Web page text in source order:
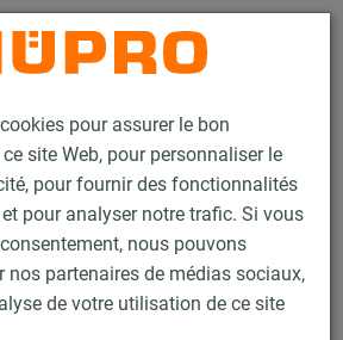
pour assurer le bon
site Web, pour personnaliser le
pour fournir des fonctionnalités
pour analyser notre trafic. Si vous
nous pouvons
nos partenaires de médias sociaux,
de votre utilisation de ce site
Contact
Supports lourds
supports lourds
Patin type TF-1